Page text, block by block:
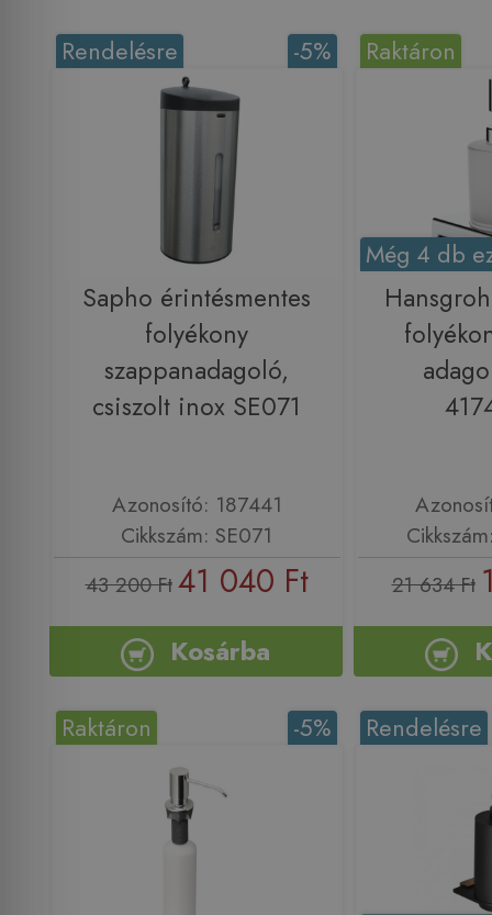
-5%
Rendelésre
Sapho érintésmentes
folyékony
szappanadagoló,
csiszolt inox SE071
Azonosító: 187441
Cikkszám: SE071
43 200 Ft 41 040 Ft
Kosárba
Raktáron
Még 4 db
21 634 Ft
-5%
Raktáron Rendelésre